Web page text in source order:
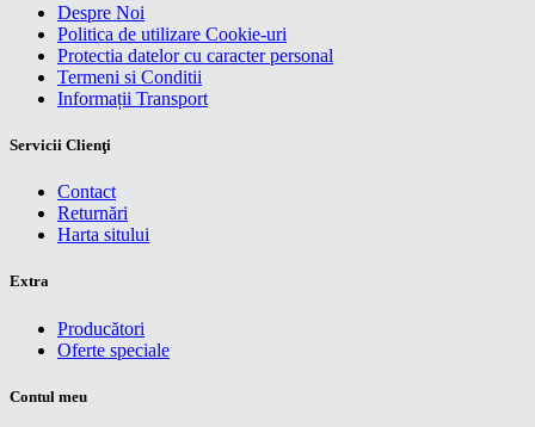
Despre Noi
Politica de utilizare Cookie-uri
Protectia datelor cu caracter personal
Termeni si Conditii
Informații Transport
Servicii Clienţi
Contact
Returnări
Harta sitului
Extra
Producători
Oferte speciale
Contul meu